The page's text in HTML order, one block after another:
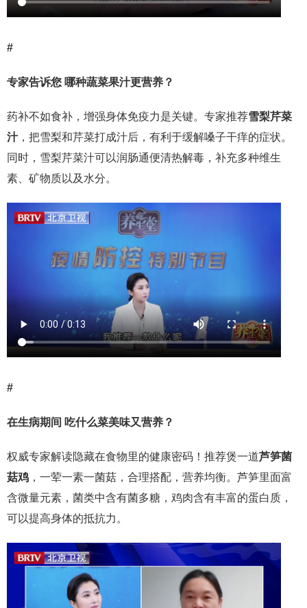
#
专家告诉您 哪种蔬菜果汁更营养？
药补不如食补，增强身体免疫力是关键。专家推荐雪梨芹菜
汁，把雪梨和芹菜打成汁后，有利于缓解嗓子干痒的症状。
同时，雪梨芹菜汁可以润肠通便清热解毒，补充多种维生
素、矿物质以及水分。
#
在生病期间 吃什么菜美味又营养？
权威专家解读隐藏在食物里的健康密码！推荐煲一道芦笋菌
菇鸡 ，一荤一素一菌菇，合理搭配，营养均衡。芦笋里面富
含微量元素，菌类中含有菌多糖，鸡肉含有丰富的蛋白质，
可以提高身体的抵抗力。